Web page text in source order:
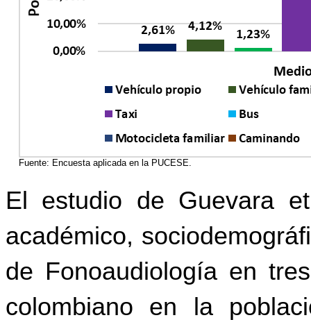
Fuente: Encuesta aplicada en la PUCESE.
El estudio de Guevara
académico,
de Fonoaudiología en
colombiano en la